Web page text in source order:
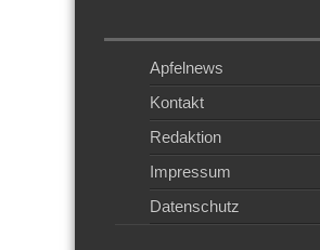
Apfelnews
Kontakt
Redaktion
Impressum
Datenschutz